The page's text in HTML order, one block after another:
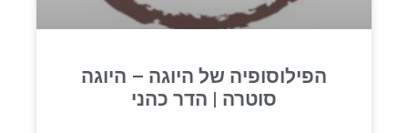
הפילוסופיה של היוגה – היוגה
סוטרה | הדר כהני